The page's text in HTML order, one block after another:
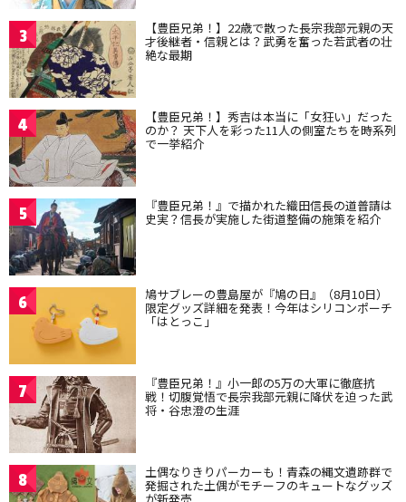
3 【豊臣兄弟！】22歳で散った長宗我部元親の天
才後継者・信親とは？武勇を奮った若武者の壮
絶な最期
4 【豊臣兄弟！】秀吉は本当に「女狂い」だった
のか？ 天下人を彩った11人の側室たちを時系列
で一挙紹介
5 『豊臣兄弟！』で描かれた織田信長の道普請は
史実？信長が実施した街道整備の施策を紹介
6 鳩サブレーの豊島屋が『鳩の日』（8月10日）
限定グッズ詳細を発表！今年はシリコンポーチ
「はとっこ」
7 『豊臣兄弟！』小一郎の5万の大軍に徹底抗
戦！切腹覚悟で長宗我部元親に降伏を迫った武
将・谷忠澄の生涯
8 土偶なりきりパーカーも！青森の縄文遺跡群で
発掘された土偶がモチーフのキュートなグッズ